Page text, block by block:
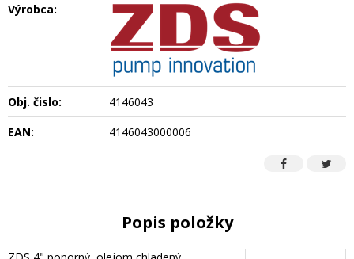
Výrobca:
Obj. čislo:
4146043
EAN:
4146043000006
Popis položky